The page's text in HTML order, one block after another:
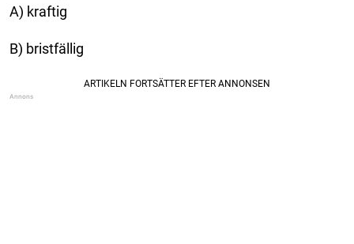
A) kraftig
B) bristfällig